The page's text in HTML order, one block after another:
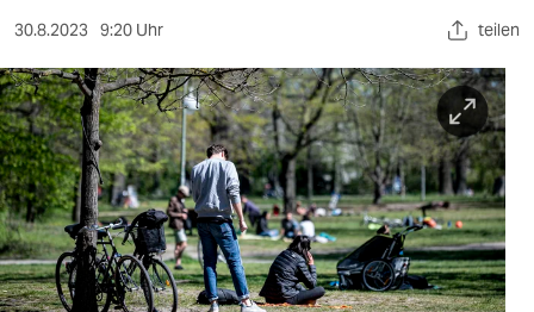
sport
berlin
nord
wahrheit
verlag
verlag
30.8.2023 9:20 Uhr teilen